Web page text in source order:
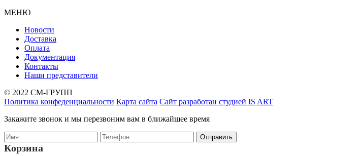
МЕНЮ
Новости
Доставка
Оплата
Документация
Контакты
Наши представители
© 2022 СМ-ГРУПП
Политика конфеденциальности Карта сайта Сайт разработан студией IS ART
Закажите звонок и мы перезвоним вам в ближайшее время
Корзина